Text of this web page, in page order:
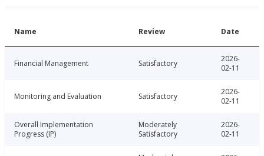
Name Review Date
Financial Management Satisfactory
2026-
02-11
Monitoring and Evaluation Satisfactory
2026-
02-11
Overall Implementation
Progress (IP)
Moderately
Satisfactory
2026-
02-11